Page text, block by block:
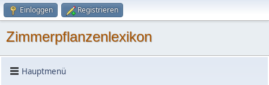
Einloggen Registrieren
Zimmerpflanzenlexikon
Hauptmenü